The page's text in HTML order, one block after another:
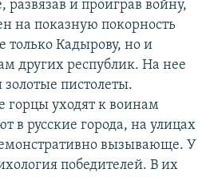
и проиграв войну,
на показную покорность
Кадырову, но и
других республик. На нее
пистолеты.
горцы уходят к воинам
в русские города, на улицах
вызывающе. У
победителей. В их